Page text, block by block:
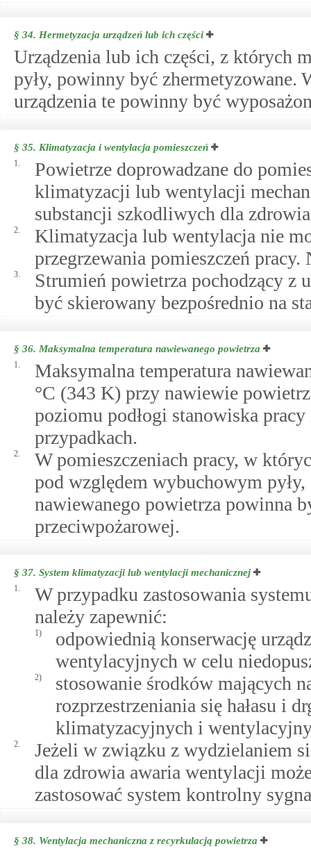
§ 34. Hermetyzacja urządzeń lub ich części
Urządzenia lub ich części, z których
pyły, powinny być zhermetyzowane.
urządzenia te powinny być
§ 35. Klimatyzacja i wentylacja pomieszczeń
1.
Powietrze doprowadzane do
klimatyzacji lub wentylacji
substancji szkodliwych dla
2.
Klimatyzacja lub wentylacja nie
przegrzewania pomieszczeń
3.
Strumień powietrza pochodzący z
być skierowany bezpośrednio na
§ 36. Maksymalna temperatura nawiewanego powietrza
1.
Maksymalna temperatura
°C (343 K) przy nawiewie
poziomu podłogi stanowiska
przypadkach.
2.
W pomieszczeniach pracy, w
pod względem wybuchowym
nawiewanego powietrza powinna
przeciwpożarowej.
§ 37. System klimatyzacji lub wentylacji mechanicznej
1.
W przypadku zastosowania
należy zapewnić:
1)
odpowiednią konserwację
wentylacyjnych w celu
2)
stosowanie środków mających
rozprzestrzeniania się hałasu i
klimatyzacyjnych i
2.
Jeżeli w związku z wydzielaniem
dla zdrowia awaria wentylacji
zastosować system kontrolny
§ 38. Wentylacja mechaniczna z recyrkulacją powietrza